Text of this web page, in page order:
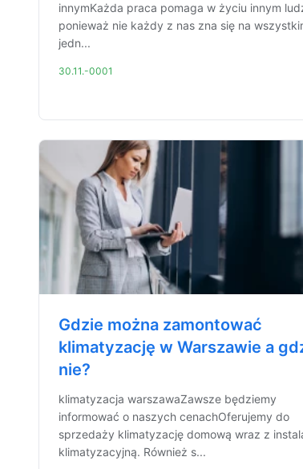
innymKażda praca pomaga w życiu innym
ponieważ nie każdy z nas zna się na
jedn...
30.11.-0001
Gdzie można zamontować
klimatyzację w Warszawie a
nie?
klimatyzacja warszawaZawsze będziemy
informować o naszych cenachOferujemy do
sprzedaży klimatyzację domową wraz z
klimatyzacyjną. Również s...